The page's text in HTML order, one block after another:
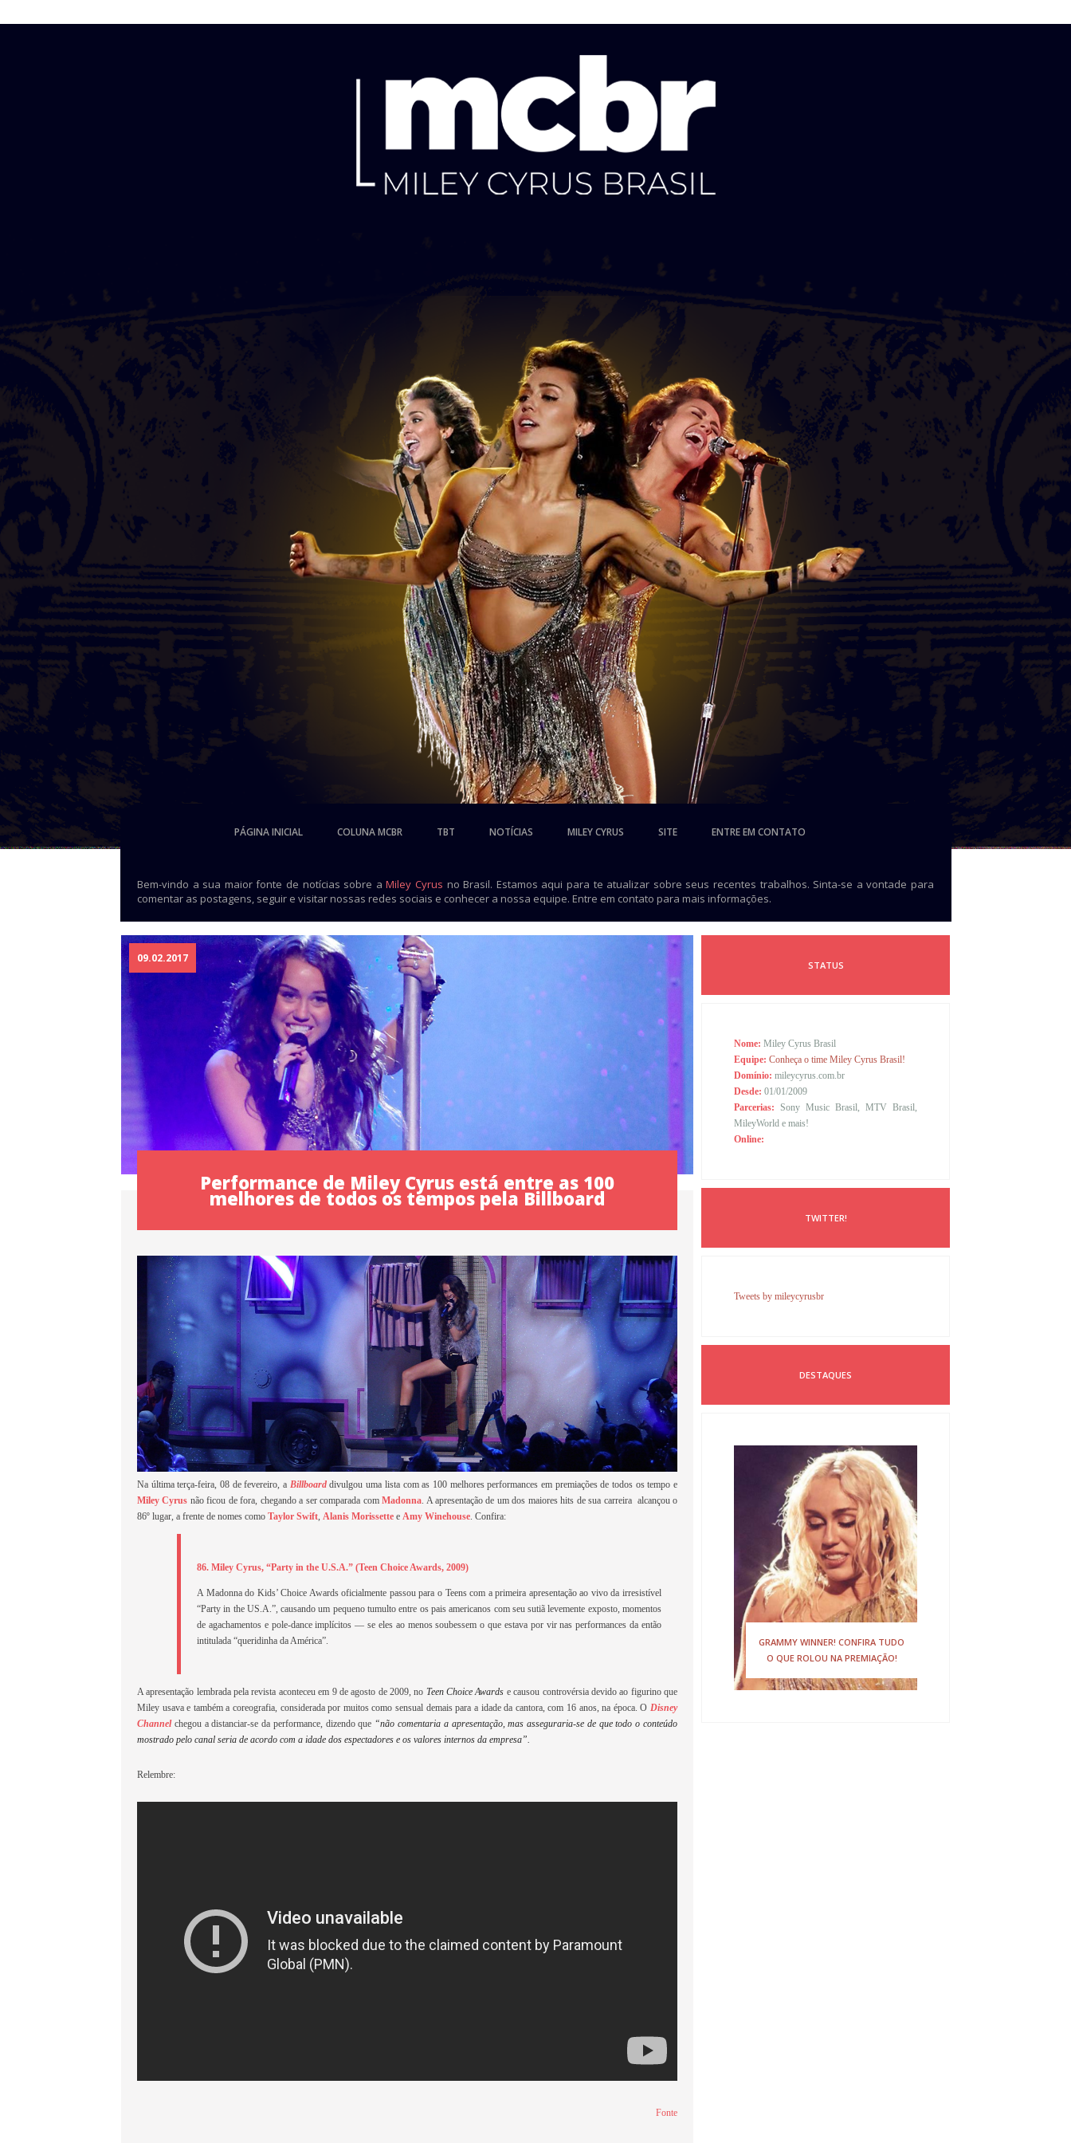
PÁGINA INICIAL COLUNA MCBR TBT NOTÍCIAS MILEY CYRUS SITE ENTRE EM CONTATO
Bem-vindo a sua maior fonte de notícias sobre aMiley Cyrus no Brasil. Estamos aqui para te atualizar sobre seus recentes trabalhos. Sinta-se a vontade para
comentar as postagens, seguir e visitar nossas redes sociais e conhecer a nossa equipe. Entre em contato para mais informações.
09.02.2017
Performance de Miley Cyrus está entre as 100
melhores de todos os tempos pela Billboard
Na última terça-feira, 08 de fevereiro, a Billboarddivulgou uma lista com as 100 melhores performances em premiações de todos os tempo e
Miley Cyrus não ficou de fora, chegando a ser comparada comMadonna. A apresentação de um dos maiores hits de sua carreira alcançou o
86º lugar, a frente de nomes como Taylor Swift, Alanis Morissette e Amy Winehouse. Confira:
86. Miley Cyrus, “Party in the U.S.A.” (Teen Choice Awards, 2009)
A Madonna do Kids’ Choice Awards oficialmente passou para o Teens com a primeira apresentação ao vivo da irresistível
“Party in the US.A.”, causando um pequeno tumulto entre os pais americanos com seu sutiã levemente exposto, momentos
de agachamentos e pole-dance implícitos — se eles ao menos soubessem o que estava por vir nas performances da então
intitulada “queridinha da América”.
A apresentação lembrada pela revista aconteceu em 9 de agosto de 2009, no Teen Choice Awards e causou controvérsia devido ao figurino que
Miley usava e também a coreografia, considerada por muitos como sensual demais para a idade da cantora, com 16 anos, na época. O Disney
Channel chegou a distanciar-se da performance, dizendo que “não comentaria a apresentação, mas asseguraria-se de que todo o conteúdo
mostrado pelo canal seria de acordo com a idade dos espectadores e os valores internos da empresa”.
Relembre:
Fonte
STATUS
Nome: Miley Cyrus Brasil
Equipe: Conheça o time Miley Cyrus Brasil!
Domínio: mileycyrus.com.br
Desde: 01/01/2009
Parcerias: Sony Music Brasil, MTV Brasil,
MileyWorld e mais!
Online:
TWITTER!
Tweets by mileycyrusbr
DESTAQUES
GRAMMY WINNER! CONFIRA TUDO
O QUE ROLOU NA PREMIAÇÃO!